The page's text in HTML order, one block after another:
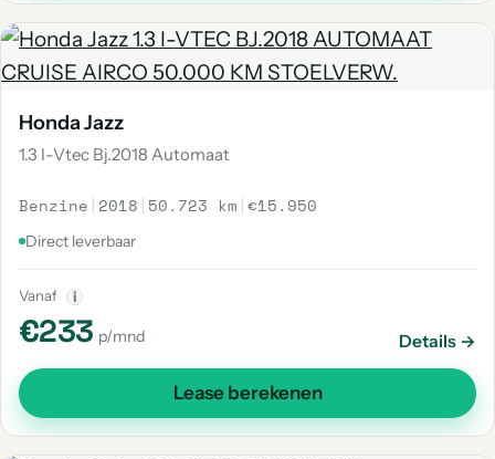
Honda Jazz
1.3 I-Vtec Bj.2018 Automaat
Benzine | 2018 | 50.723 km |€15.950
Direct leverbaar
Vanaf i
€233 p/mnd Details →
Lease berekenen